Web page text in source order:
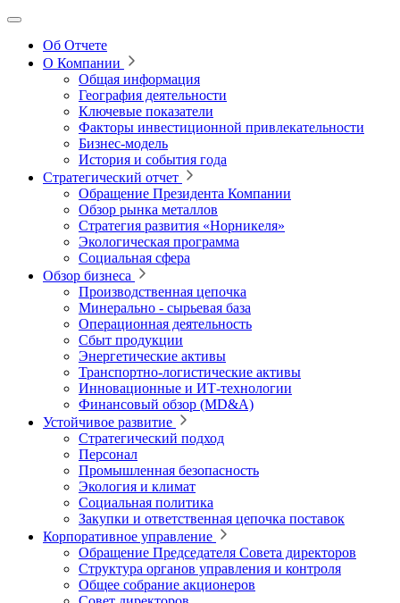
Об Отчете
О Компании
Общая информация
География деятельности
Ключевые показатели
Факторы инвестиционной привлекательности
Бизнес-модель
История и события года
Стратегический отчет
Обращение Президента Компании
Обзор рынка металлов
Стратегия развития «Норникеля»
Экологическая программа
Социальная сфера
Обзор бизнеса
Производственная цепочка
Минерально ‑ сырьевая база
Операционная деятельность
Сбыт продукции
Энергетические активы
Транспортно-логистические активы
Инновационные и ИТ‑технологии
Финансовый обзор (MD&A)
Устойчивое развитие
Стратегический подход
Персонал
Промышленная безопасность
Экология и климат
Социальная политика
Закупки и ответственная цепочка поставок
Корпоративное управление
Обращение Председателя Совета директоров
Структура органов управления и контроля
Общее собрание акционеров